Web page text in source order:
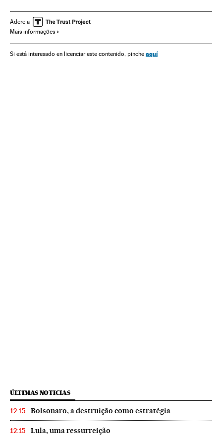
Desenvolvimento sustentável
Meio ambiente
Adere a
Mais informações
Si está interesado en licenciar este contenido, pinche aquí
ÚLTIMAS NOTICIAS
12:15 Bolsonaro, a destruição como estratégia
12:15 Lula, uma ressurreição